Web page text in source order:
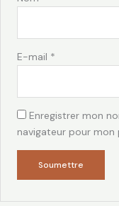
E-mail *
Enregistrer mon
navigateur pour